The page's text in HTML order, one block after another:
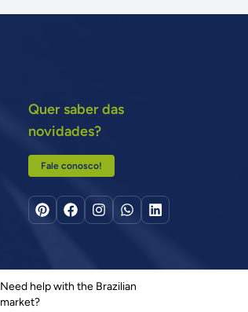
Quer saber das
novidades?
Fale conosco!
Need help with the Brazilian
market?